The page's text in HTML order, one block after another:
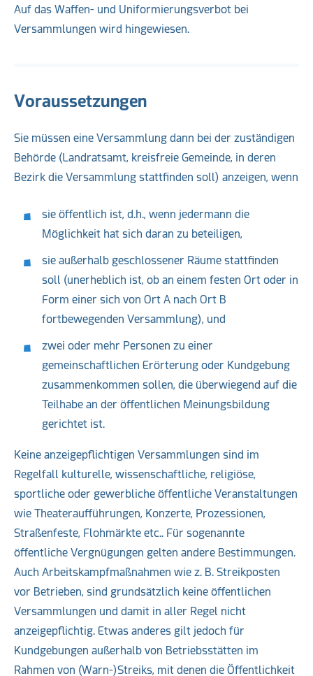
Auf das Waffen- und Uniformierungsverbot bei
Versammlungen wird hingewiesen.
Voraussetzungen
Sie müssen eine Versammlung dann bei der zuständigen
Behörde (Landratsamt, kreisfreie Gemeinde, in deren
Bezirk die Versammlung stattfinden soll) anzeigen, wenn
sie öffentlich ist, d.h., wenn jedermann die
Möglichkeit hat sich daran zu beteiligen,
sie außerhalb geschlossener Räume stattfinden
soll (unerheblich ist, ob an einem festen Ort oder in
Form einer sich von Ort A nach Ort B
fortbewegenden Versammlung), und
zwei oder mehr Personen zu einer
gemeinschaftlichen Erörterung oder Kundgebung
zusammenkommen sollen, die überwiegend auf die
Teilhabe an der öffentlichen Meinungsbildung
gerichtet ist.
Keine anzeigepflichtigen Versammlungen sind im
Regelfall kulturelle, wissenschaftliche, religiöse,
sportliche oder gewerbliche öffentliche Veranstaltungen
wie Theateraufführungen, Konzerte, Prozessionen,
Straßenfeste, Flohmärkte etc.. Für sogenannte
öffentliche Vergnügungen gelten andere Bestimmungen.
Auch Arbeitskampfmaßnahmen wie z. B. Streikposten
vor Betrieben, sind grundsätzlich keine öffentlichen
Versammlungen und damit in aller Regel nicht
anzeigepflichtig. Etwas anderes gilt jedoch für
Kundgebungen außerhalb von Betriebsstätten im
Rahmen von (Warn-)Streiks, mit denen die Öffentlichkeit